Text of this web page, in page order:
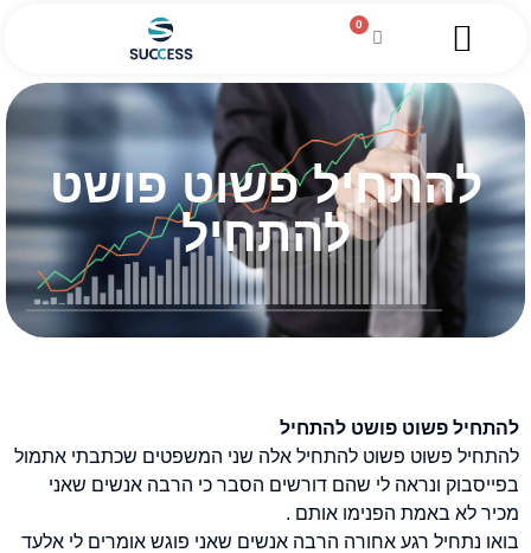
0
להתחיל פשוט פושט
להתחיל
להתחיל פשוט פושט להתחיל
להתחיל פשוט פשוט להתחיל אלה שני המשפטים שכתבתי אתמול
בפייסבוק ונראה לי שהם דורשים הסבר כי הרבה אנשים שאני
מכיר לא באמת הפנימו אותם .
בואו נתחיל רגע אחורה הרבה אנשים שאני פוגש אומרים לי אלעד